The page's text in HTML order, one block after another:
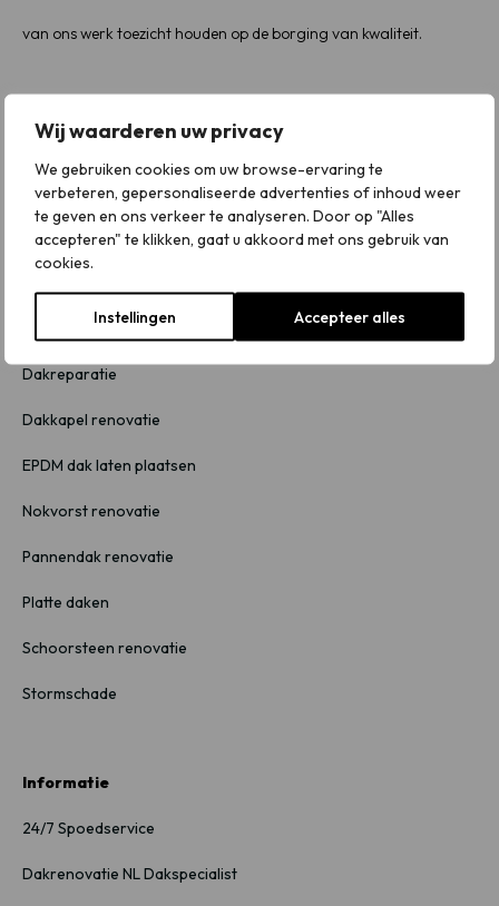
Wij waarderen uw privacy
We gebruiken cookies om uw browse-ervaring te
verbeteren, gepersonaliseerde advertenties of inhoud weer
te geven en ons verkeer te analyseren. Door op "Alles
accepteren" te klikken, gaat u akkoord met ons gebruik van
cookies.
Instellingen Accepteer alles
van ons werk toezicht houden op de borging van kwaliteit.
Diensten
Bitumen dak
Dakgoot renovatie
Dakinspectie
Dakrenovatie
Dakreparatie
Dakkapel renovatie
EPDM dak laten plaatsen
Nokvorst renovatie
Pannendak renovatie
Platte daken
Schoorsteen renovatie
Stormschade
Informatie
24/7 Spoedservice
Dakrenovatie NL Dakspecialist